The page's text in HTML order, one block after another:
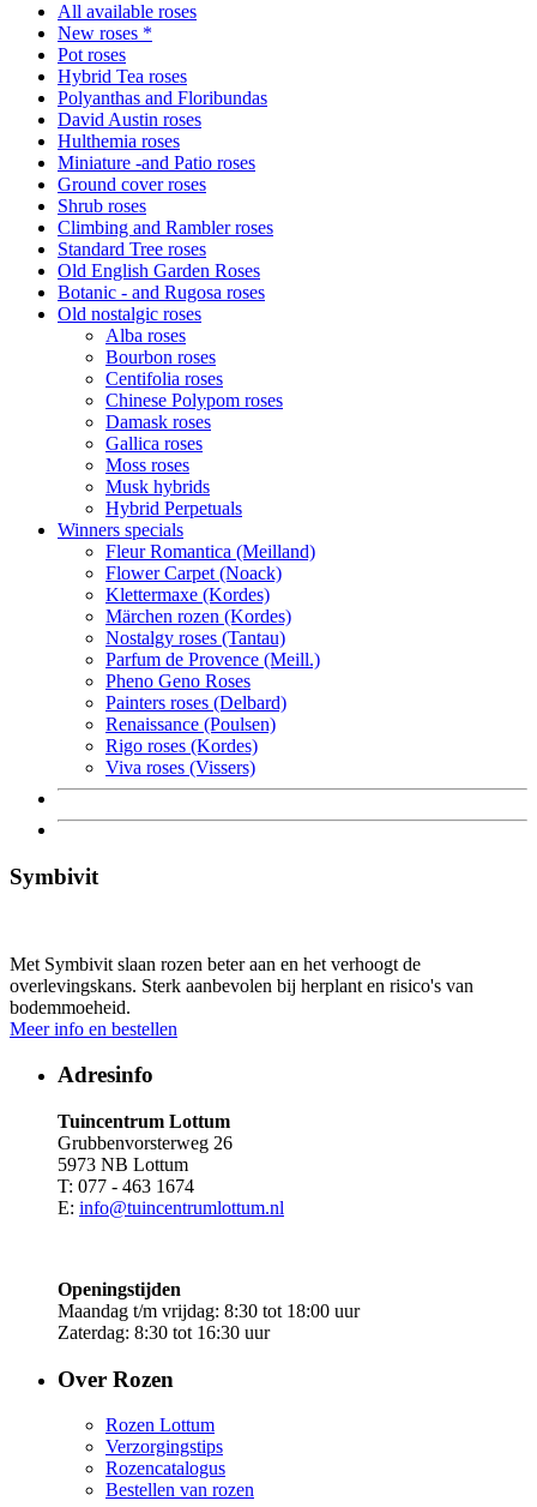
All available roses
New roses *
Pot roses
Hybrid Tea roses
Polyanthas and Floribundas
David Austin roses
Hulthemia roses
Miniature -and Patio roses
Ground cover roses
Shrub roses
Climbing and Rambler roses
Standard Tree roses
Old English Garden Roses
Botanic - and Rugosa roses
Old nostalgic roses
Alba roses
Bourbon roses
Centifolia roses
Chinese Polypom roses
Damask roses
Gallica roses
Moss roses
Musk hybrids
Hybrid Perpetuals
Winners specials
Fleur Romantica (Meilland)
Flower Carpet (Noack)
Klettermaxe (Kordes)
Märchen rozen (Kordes)
Nostalgy roses (Tantau)
Parfum de Provence (Meill.)
Pheno Geno Roses
Painters roses (Delbard)
Renaissance (Poulsen)
Rigo roses (Kordes)
Viva roses (Vissers)
Symbivit
Met Symbivit slaan rozen beter aan en het verhoogt de
overlevingskans. Sterk aanbevolen bij herplant en risico's van
bodemmoeheid.
Meer info en bestellen
Adresinfo
Tuincentrum Lottum
Grubbenvorsterweg 26
5973 NB Lottum
T: 077 - 463 1674
E: info@tuincentrumlottum.nl
Openingstijden
Maandag t/m vrijdag: 8:30 tot 18:00 uur
Zaterdag: 8:30 tot 16:30 uur
Over Rozen
Rozen Lottum
Verzorgingstips
Rozencatalogus
Bestellen van rozen